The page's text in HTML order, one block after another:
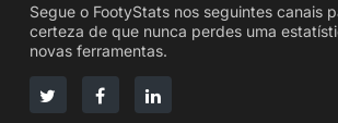
Segue o FootyStats nos seguintes canais
certeza de que nunca perdes uma
novas ferramentas.